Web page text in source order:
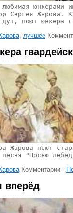
юнкерами
Сергея Жарова.
поют юнкера
, лучшее
Жарова поют
песня "Посею
Комментарии -
вперёд